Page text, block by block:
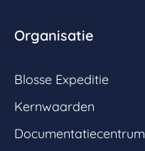
Organisatie
Blosse Expeditie
Kernwaarden
Documentatiecentrum